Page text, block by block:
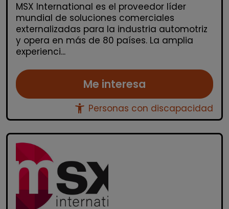
MSX International es el proveedor líder
mundial de soluciones comerciales
externalizadas para la industria automotriz
y opera en más de 80 países. La amplia
experienci...
Me interesa
accessibility_new Personas con discapacidad